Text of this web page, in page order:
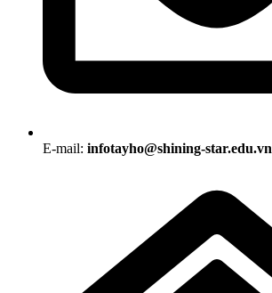
E-mail: infotayho@shining-star.edu.vn